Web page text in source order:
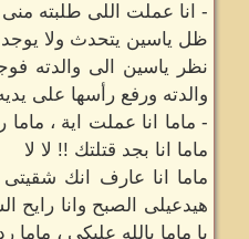
- انا عملت اللى طلبته
ظل ياسين يتحدث ولا
نظر ياسين الى والدته
والدته ورفع رأسها على
- ماما انا عملت اية ،
ماما انا بجد قتلتك !! لا لا
ماما انا عارف انك
هيدعيلى الصبح وانا
يا ماما بالله عليكى ، ماما